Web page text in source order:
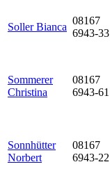
Soller Bianca
08167
6943-33
Sommerer
Christina
08167
6943-61
Sonnhütter
Norbert
08167
6943-22